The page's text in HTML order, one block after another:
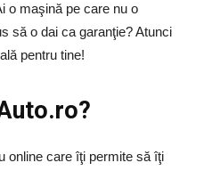
o maşină pe care nu o
să o dai ca garanţie? Atunci
pentru tine!
online care îţi permite să îţi